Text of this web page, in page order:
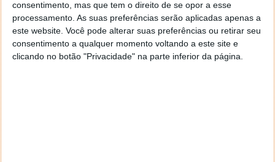
consentimento, mas que tem o direito de se opor a esse
processamento. As suas preferências serão aplicadas apenas a
este website. Você pode alterar suas preferências ou retirar seu
consentimento a qualquer momento voltando a este site e
clicando no botão "Privacidade" na parte inferior da página.
Acompanhe o Pplware no Google Notícias
Proponha uma correção, faça uma sugestão